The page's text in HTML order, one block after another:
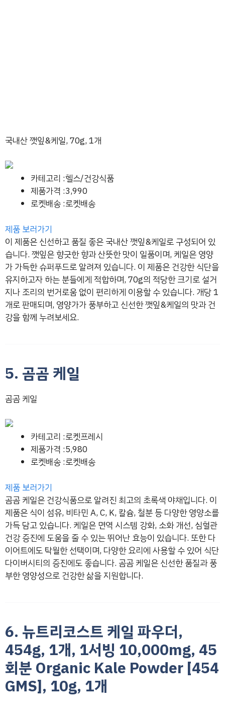
국내산 깻잎&케일, 70g, 1개
카테고리 :헬스/건강식품
제품가격 :3,990
로켓배송 :로켓배송
제품 보러가기
이 제품은 신선하고 품질 좋은 국내산 깻잎&케일로 구성되어 있
습니다. 깻잎은 향긋한 향과 산뜻한 맛이 일품이며, 케일은 영양
가 가득한 슈퍼푸드로 알려져 있습니다. 이 제품은 건강한 식단을
유지하고자 하는 분들에게 적합하며, 70g의 적당한 크기로 설거
지나 조리의 번거로움 없이 편리하게 이용할 수 있습니다. 개당 1
개로 판매되며, 영양가가 풍부하고 신선한 깻잎&케일의 맛과 건
강을 함께 누려보세요.
5. 곰곰 케일
곰곰 케일
카테고리 :로켓프레시
제품가격 :5,980
로켓배송 :로켓배송
제품 보러가기
곰곰 케일은 건강식품으로 알려진 최고의 초록색 야채입니다. 이
제품은 식이 섬유, 비타민 A, C, K, 칼슘, 철분 등 다양한 영양소를
가득 담고 있습니다. 케일은 면역 시스템 강화, 소화 개선, 심혈관
건강 증진에 도움을 줄 수 있는 뛰어난 효능이 있습니다. 또한 다
이어트에도 탁월한 선택이며, 다양한 요리에 사용할 수 있어 식단
다이버시티의 증진에도 좋습니다. 곰곰 케일은 신선한 품질과 풍
부한 영양성으로 건강한 삶을 지원합니다.
6. 뉴트리코스트 케일 파우더,
454g, 1개, 1서빙 10,000mg, 45
회분 Organic Kale Powder [454
GMS], 10g, 1개